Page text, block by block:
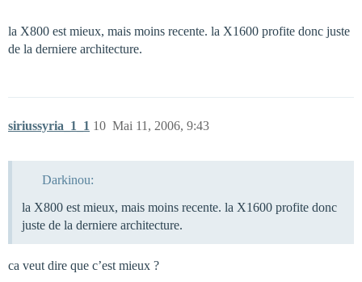
la X800 est mieux, mais moins recente. la X1600 profite donc juste
de la derniere architecture.
siriussyria_1_1 Mai 11, 2006, 9:43
10
Darkinou:
la X800 est mieux, mais moins recente. la X1600 profite donc
juste de la derniere architecture.
ca veut dire que c’est mieux ?